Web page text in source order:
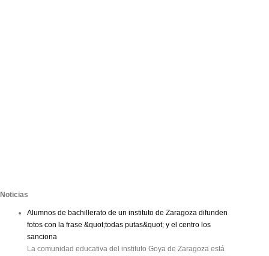
Noticias
Alumnos de bachillerato de un instituto de Zaragoza difunden
fotos con la frase &quot;todas putas&quot; y el centro los
sanciona
La comunidad educativa del instituto Goya de Zaragoza está